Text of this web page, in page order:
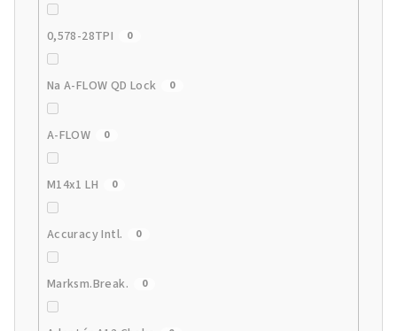
0,578-28TPI 0
Na A-FLOW QD Lock 0
A-FLOW 0
M14x1 LH 0
Accuracy Intl. 0
Marksm.Break. 0